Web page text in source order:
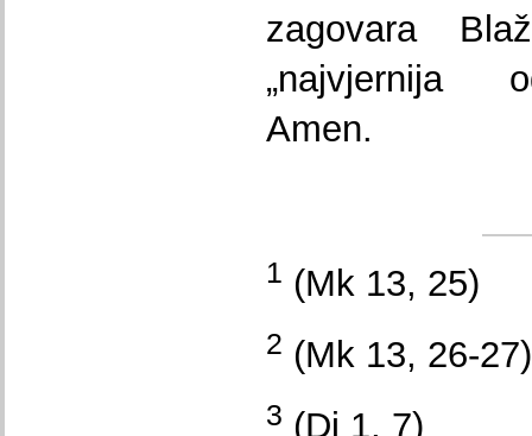
zagovara
„najvjernija
Amen.
1 (Mk 13, 25)
2 (Mk 13, 26-27)
3 (Dj 1, 7)